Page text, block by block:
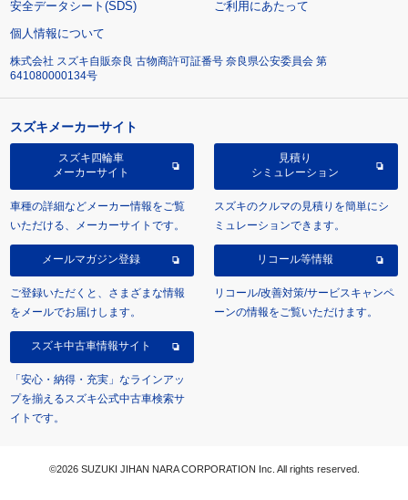
安全データシート(SDS)
ご利用にあたって
個人情報について
株式会社 スズキ自販奈良 古物商許可証番号 奈良県公安委員会 第
641080000134号
スズキメーカーサイト
スズキ四輪車
メーカーサイト
車種の詳細などメーカー情報をご覧
いただける、メーカーサイトです。
見積り
シミュレーション
スズキのクルマの見積りを簡単にシ
ミュレーションできます。
メールマガジン登録
ご登録いただくと、さまざまな情報
をメールでお届けします。
リコール等情報
リコール/改善対策/サービスキャンペ
ーンの情報をご覧いただけます。
スズキ中古車情報サイト
「安心・納得・充実」なラインアッ
プを揃えるスズキ公式中古車検索サ
イトです。
©2026 SUZUKI JIHAN NARA CORPORATION Inc. All rights reserved.